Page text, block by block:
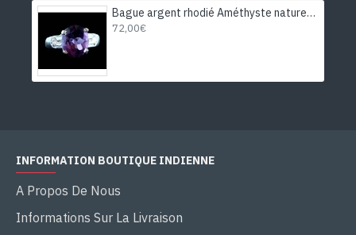
Bague argent rhodié Améthyste naturelle
72,00€
INFORMATION BOUTIQUE INDIENNE
A Propos De Nous
Informations Sur La Livraison